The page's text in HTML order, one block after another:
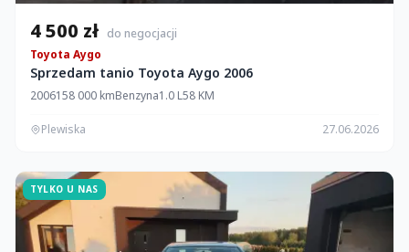
4 500 zł do negocjacji
Toyota Aygo
Sprzedam tanio Toyota Aygo 2006
2006158 000 kmBenzyna1.0 L58 KM
Plewiska 27.06.2026
TYLKO U NAS